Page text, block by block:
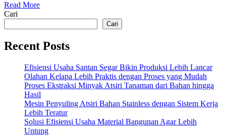
Read More
Cari
Cari
Recent Posts
Efisiensi Usaha Santan Segar Bikin Produksi Lebih Lancar
Olahan Kelapa Lebih Praktis dengan Proses yang Mudah
Proses Ekstraksi Minyak Atsiri Tanaman dari Bahan hingga
Hasil
Mesin Penyuling Atsiri Bahan Stainless dengan Sistem Kerja
Lebih Teratur
Solusi Efisiensi Usaha Material Bangunan Agar Lebih
Untung